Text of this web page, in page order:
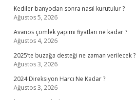
Kediler banyodan sonra nasıl kurutulur ?
Ağustos 5, 2026
Avanos çömlek yapımı fiyatları ne kadar ?
Ağustos 4, 2026
2025’te buzağa desteği ne zaman verilecek ?
Ağustos 3, 2026
2024 Direksiyon Harcı Ne Kadar ?
Ağustos 3, 2026